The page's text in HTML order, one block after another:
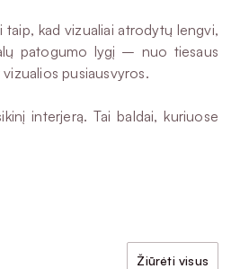
kad vizualiai atrodytų lengvi,
patogumo lygį – nuo tiesaus
pusiausvyros.
interjerą. Tai baldai, kuriuose
Žiūrėti visus